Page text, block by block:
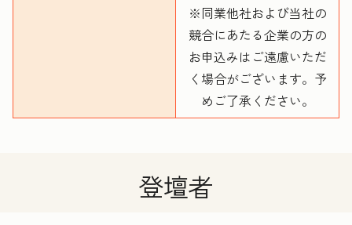
※同業他社および当社の
競合にあたる企業の方の
お申込みはご遠慮いただ
く場合がございます。予
めご了承ください。
登壇者